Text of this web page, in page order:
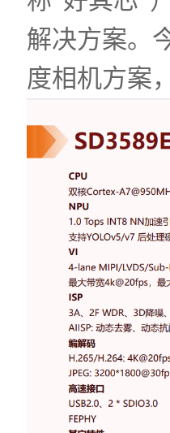
解决方案。
度相机方案